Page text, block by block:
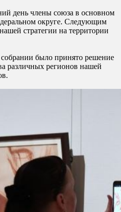
день члены союза в основном
округе. Следующим
стратегии на территории
было принято решение
различных регионов нашей